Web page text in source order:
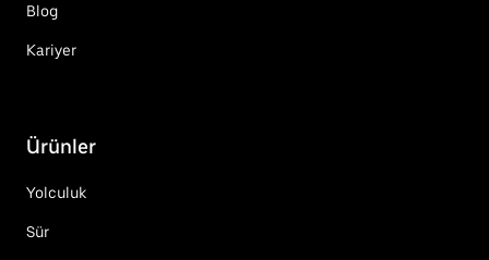
Blog
Kariyer
Ürünler
Yolculuk
Sür